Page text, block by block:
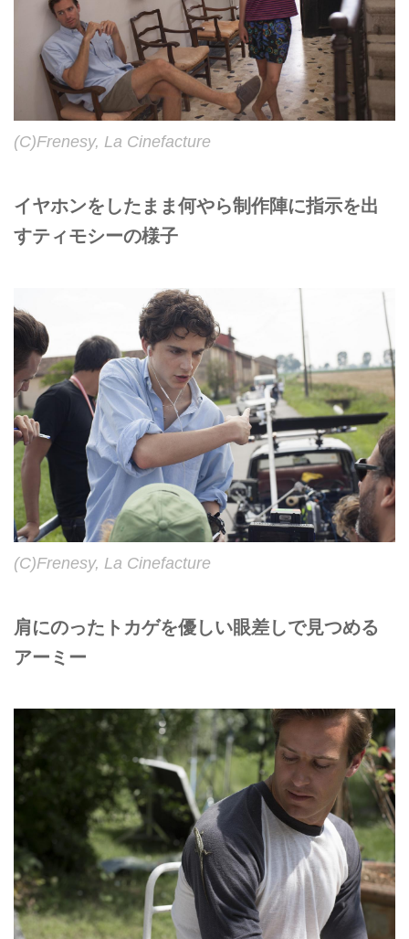
(C)Frenesy, La Cinefacture
イヤホンをしたまま何やら制作陣に指示を出
すティモシーの様子
(C)Frenesy, La Cinefacture
肩にのったトカゲを優しい眼差しで見つめる
アーミー